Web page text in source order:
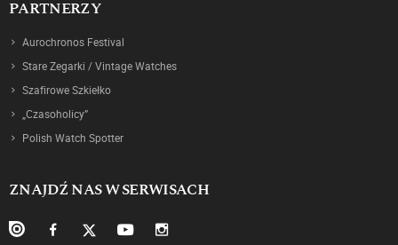
PARTNERZY
Aurochronos Festival
Stare Zegarki / Vintage Watches
Szafirowe Szkiełko
„Czasoholicy”
Polish Watch Spotter
ZNAJDŹ NAS W SERWISACH